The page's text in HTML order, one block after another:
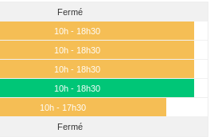
Fermé
10h - 18h30
10h - 18h30
10h - 18h30
10h - 18h30
10h - 17h30
Fermé